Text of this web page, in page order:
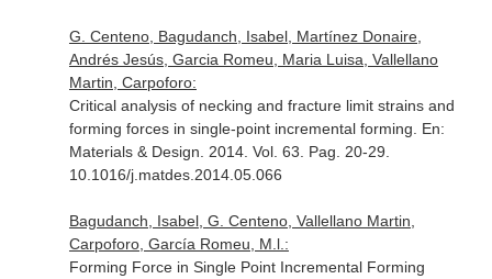
G. Centeno, Bagudanch, Isabel, Martínez Donaire,
Andrés Jesús, Garcia Romeu, Maria Luisa, Vallellano
Martin, Carpoforo:
Critical analysis of necking and fracture limit strains and
forming forces in single-point incremental forming. En:
Materials & Design . 2014. Vol. 63. Pag. 20-29.
10.1016/j.matdes.2014.05.066
Bagudanch, Isabel, G. Centeno, Vallellano Martin,
Carpoforo, García Romeu, M.l.:
Forming Force in Single Point Incremental Forming